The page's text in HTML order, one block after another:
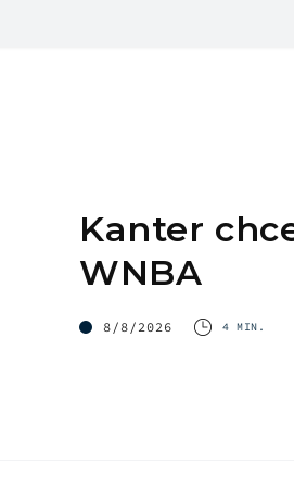
Kanter
WNBA
8/8/2026 4 MIN.